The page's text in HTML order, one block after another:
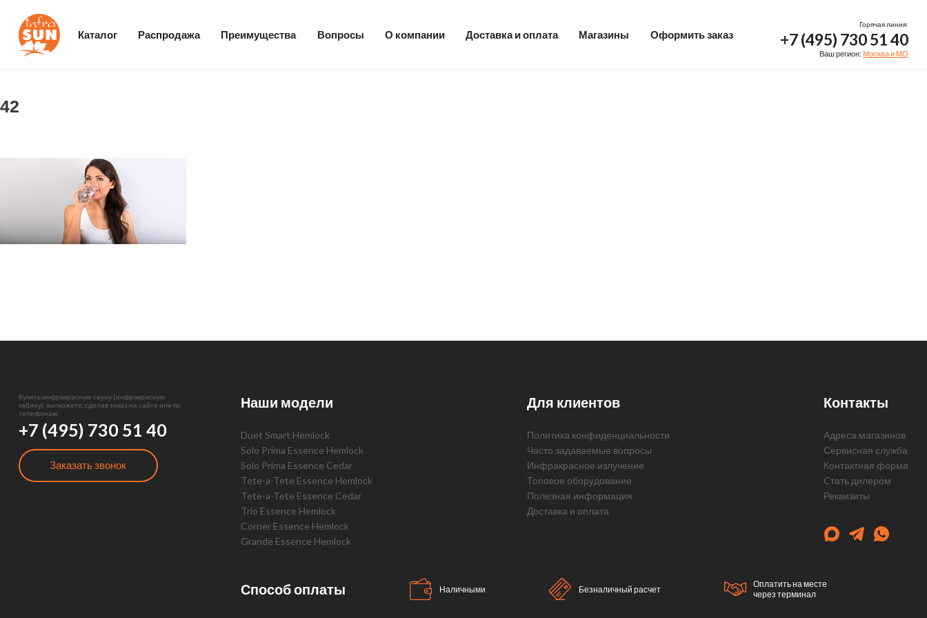
Горячая линия:
+7 (495) 730 51 40
Ваш регион: Москва и МО
Каталог Распродажа Преимущества Вопросы О компании Доставка и оплата Магазины Оформить заказ
42
Купить инфракрасную сауну (инфракрасную
кабину): вы можете, сделав заказ на сайте или по
телефонам:
+7 (495) 730 51 40
Заказать звонок
Наши модели
Duet Smart Hemlock
Solo Prima Essence Hemlock
Solo Prima Essence Cedar
Tete-a-Tete Essence Hemlock
Tete-a-Tete Essence Cedar
Trio Essence Hemlock
Corner Essence Hemlock
Grande Essence Hemlock
Для клиентов
Политика конфиденциальности
Часто задаваемые вопросы
Инфракрасное излучение
Топовое оборудование
Полезная информация
Доставка и оплата
Контакты
Адреса магазинов
Сервисная служба
Контактная форма
Cтать дилером
Реквизиты
Способ оплаты Наличными Безналичный расчет
Оплатить на месте
через терминал